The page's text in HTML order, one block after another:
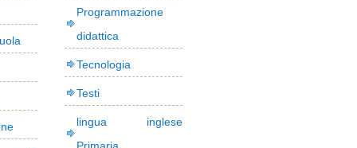
Programmazione
didattica
Tecnologia
Testi
lingua inglese